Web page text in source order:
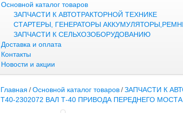
Основной каталог товаров
ЗАПЧАСТИ К АВТОТРАКТОРНОЙ ТЕХНИКЕ
СТАРТЕРЫ, ГЕНЕРАТОРЫ
ЗАПЧАСТИ К СЕЛЬХОЗОБОРУДОВАНИЮ
Доставка и оплата
Контакты
Новости и акции
Главная /Основной каталог товаров/ЗАПЧАСТИ К
Т40-2302072 ВАЛ Т-40 ПРИВОДА ПЕРЕДНЕГО